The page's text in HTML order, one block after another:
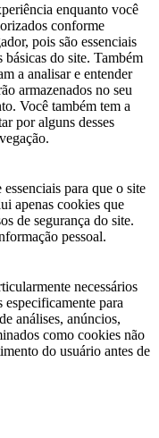
enquanto você
conforme
pois são essenciais
do site. Também
a analisar e entender
armazenados no seu
Você também tem a
por alguns desses
para que o site
apenas cookies que
de segurança do site.
pessoal.
necessários
especificamente para
análises, anúncios,
como cookies não
do usuário antes de